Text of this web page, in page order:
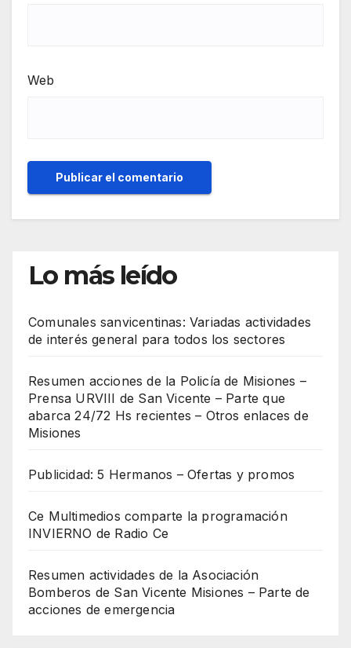
Web
Lo más leído
Comunales sanvicentinas: Variadas actividades
de interés general para todos los sectores
Resumen acciones de la Policía de Misiones –
Prensa URVIII de San Vicente – Parte que
abarca 24/72 Hs recientes – Otros enlaces de
Misiones
Publicidad: 5 Hermanos – Ofertas y promos
Ce Multimedios comparte la programación
INVIERNO de Radio Ce
Resumen actividades de la Asociación
Bomberos de San Vicente Misiones – Parte de
acciones de emergencia